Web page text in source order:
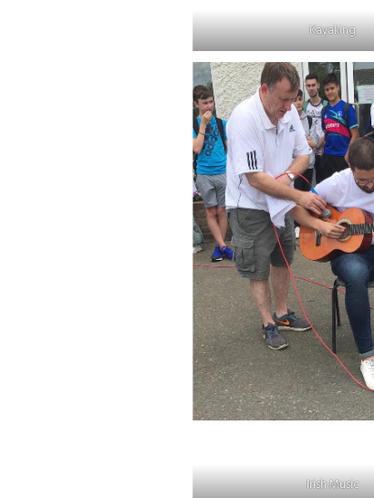
Kayaking
Irish Music